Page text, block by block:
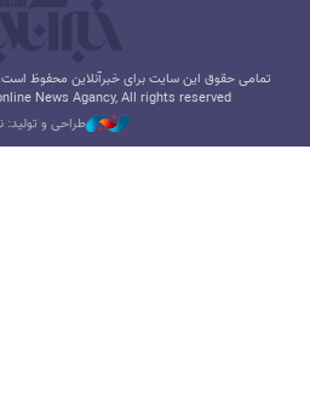
تمامی حقوق این سایت برای خبرآنلاین محفوظ
News Agancy, All rights reserved
طراحی و تولید: